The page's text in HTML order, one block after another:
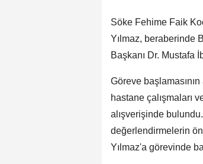
Söke Fehime Faik
Yılmaz, beraberinde
Başkanı Dr. Mustafa
Göreve
hastane çalışmaları
alışverişinde
değerlendirmelerin
Yılmaz'a görevinde